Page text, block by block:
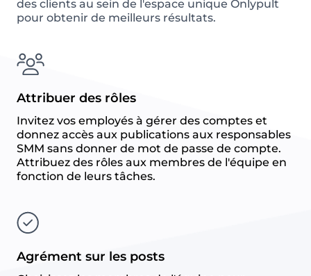
des clients au sein de l'espace unique Onlypult
pour obtenir de meilleurs résultats.
Attribuer des rôles
Invitez vos employés à gérer des comptes et
donnez accès aux publications aux responsables
SMM sans donner de mot de passe de compte.
Attribuez des rôles aux membres de l'équipe en
fonction de leurs tâches.
Agrément sur les posts